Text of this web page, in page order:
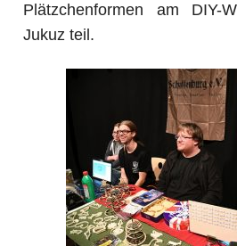
Plätzchenformen am DIY-
Jukuz teil.